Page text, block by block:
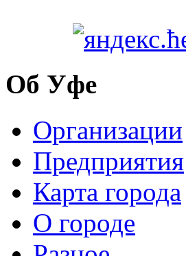
Об Уфе
Организации
Предприятия
Карта города
О городе